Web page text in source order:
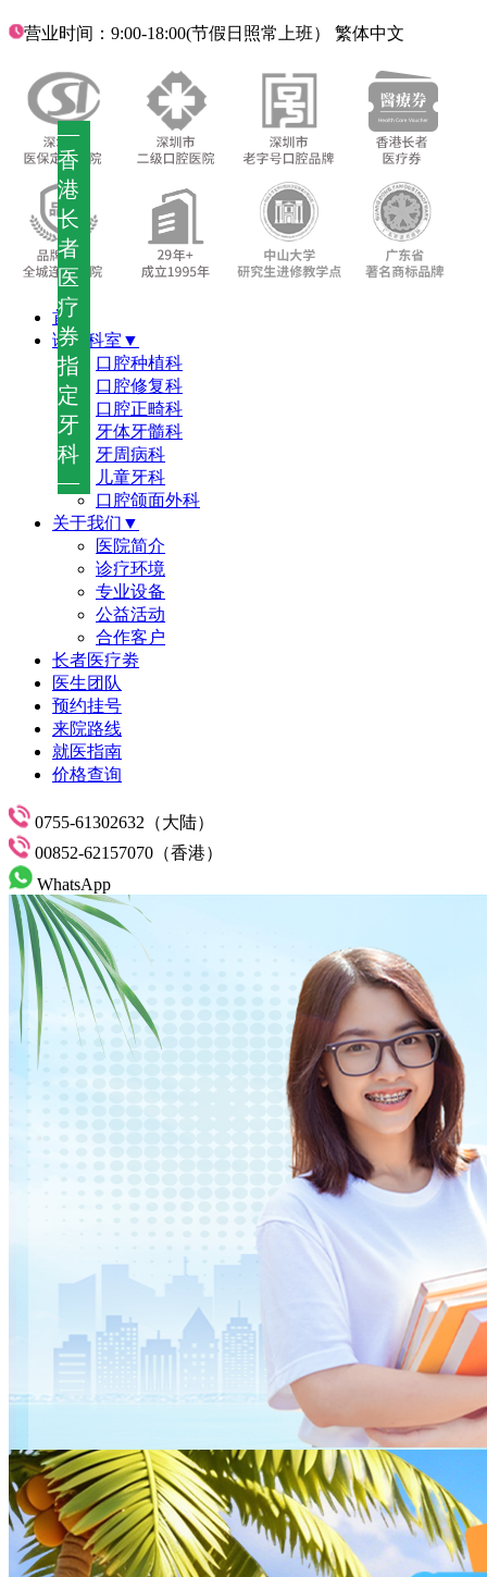
—
香
港
长
者
医
疗
券
指
定
牙
科
—
营业时间：9:00-18:00(节假日照常上班） 繁体中文
首页
诊疗科室▼
口腔种植科
口腔修复科
口腔正畸科
牙体牙髓科
牙周病科
儿童牙科
口腔颌面外科
关于我们▼
医院简介
诊疗环境
专业设备
公益活动
合作客户
长者医疗劵
医生团队
预约挂号
来院路线
就医指南
价格查询
0755-61302632（大陆）
00852-62157070（香港）
WhatsApp